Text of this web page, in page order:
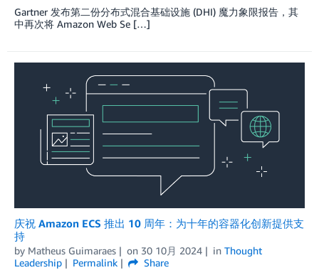
Gartner 发布第二份分布式混合基础设施 (DHI) 魔力象限报告，其
中再次将 Amazon Web Se […]
庆祝 Amazon ECS 推出 10 周年：为十年的容器化创新提供支
持
by Matheus Guimaraes on 30 10月 2024 in Thought
Leadership
Permalink
Share